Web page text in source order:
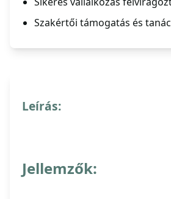
Szakértői támogatás és
Leírás:
Jellemzők: